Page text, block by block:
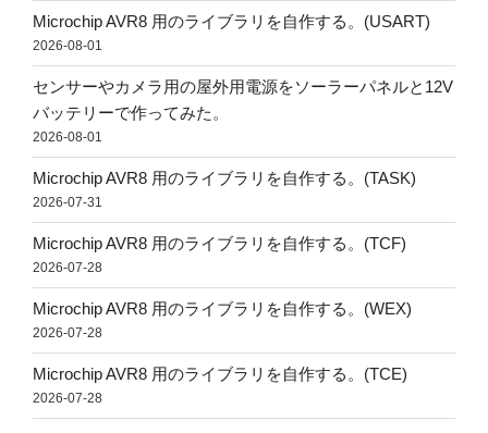
Microchip AVR8 用のライブラリを自作する。(USART)
2026-08-01
センサーやカメラ用の屋外用電源をソーラーパネルと12V
バッテリーで作ってみた。
2026-08-01
Microchip AVR8 用のライブラリを自作する。(TASK)
2026-07-31
Microchip AVR8 用のライブラリを自作する。(TCF)
2026-07-28
Microchip AVR8 用のライブラリを自作する。(WEX)
2026-07-28
Microchip AVR8 用のライブラリを自作する。(TCE)
2026-07-28